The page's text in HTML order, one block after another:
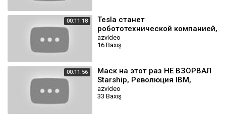
00:11:18
Tesla станет
робототехнической компанией,
iPhone 13 вживую, конец
миссии Crew 1 и другие
azvideo
16 Baxış
00:11:56
Маск на этот раз НЕ ВЗОРВАЛ
Starship, Революция IBM,
неуправляемая китайская
ракета и другие новости
azvideo
33 Baxış